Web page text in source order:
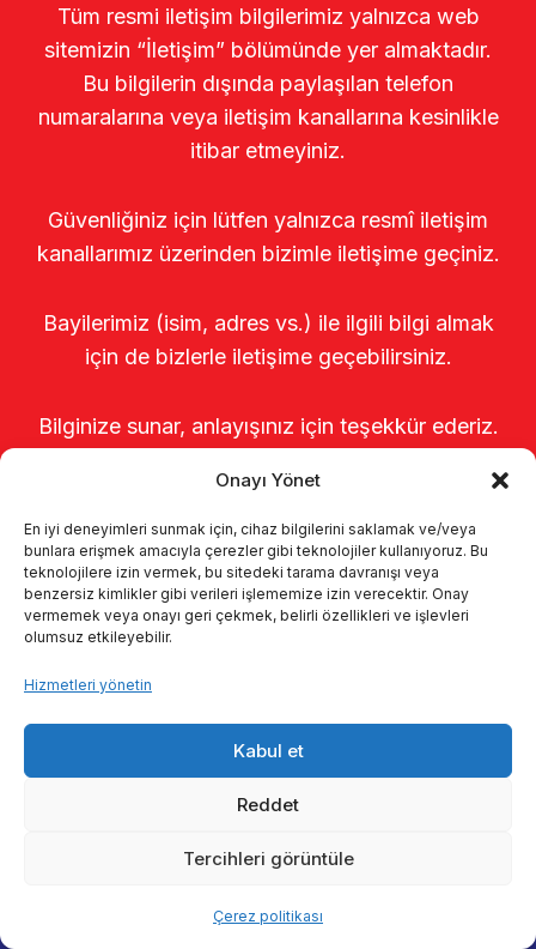
Onayı Yönet
En iyi deneyimleri sunmak için, cihaz bilgilerini saklamak ve/veya
bunlara erişmek amacıyla çerezler gibi teknolojiler kullanıyoruz. Bu
teknolojilere izin vermek, bu sitedeki tarama davranışı veya
benzersiz kimlikler gibi verileri işlememize izin verecektir. Onay
vermemek veya onayı geri çekmek, belirli özellikleri ve işlevleri
olumsuz etkileyebilir.
Hizmetleri yönetin
Kabul et
Reddet
Tercihleri görüntüle
Çerez politikası
Tüm resmi iletişim bilgilerimiz yalnızca web
sitemizin “İletişim” bölümünde yer almaktadır.
Bu bilgilerin dışında paylaşılan telefon
numaralarına veya iletişim kanallarına kesinlikle
itibar etmeyiniz.
Güvenliğiniz için lütfen yalnızca resmî iletişim
kanallarımız üzerinden bizimle iletişime geçiniz.
Bayilerimiz (isim, adres vs.) ile ilgili bilgi almak
için de bizlerle iletişime geçebilirsiniz.
Bilginize sunar, anlayışınız için teşekkür ederiz.
Kalite politikamız
© 2026 Enka Tarım